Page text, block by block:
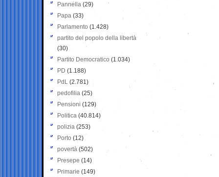
Pannella (29)
Papa (33)
Parlamento (1.428)
partito del popolo della libertà
(30)
Partito Democratico (1.034)
PD (1.188)
PdL (2.781)
pedofilia (25)
Pensioni (129)
Politica (40.814)
polizia (253)
Porto (12)
povertà (502)
Presepe (14)
Primarie (149)